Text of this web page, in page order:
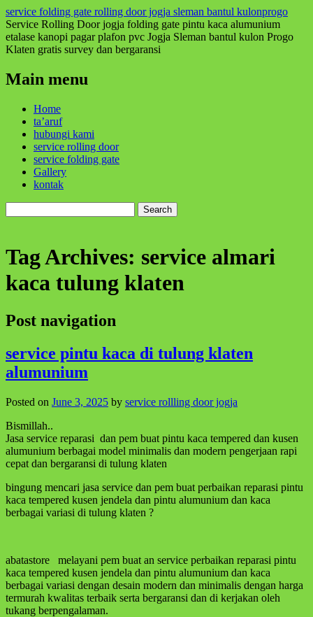
service folding gate rolling door jogja sleman bantul kulonprogo
Service Rolling Door jogja folding gate pintu kaca alumunium
etalase kanopi pagar plafon pvc Jogja Sleman bantul kulon Progo
Klaten gratis survey dan bergaransi
Main menu
Skip
content
Home
ta’aruf
hubungi kami
service rolling door
service folding gate
Gallery
kontak
for:
Tag Archives: service almari
kaca tulung klaten
Post navigation
service pintu kaca di tulung klaten
alumunium
Posted on June 3, 2025 by service rollling door jogja
Bismillah..
Jasa service reparasi dan pem buat pintu kaca tempered dan kusen
alumunium berbagai model minimalis dan modern pengerjaan rapi
cepat dan bergaransi di tulung klaten
bingung mencari jasa service dan pem buat perbaikan reparasi pintu
kaca tempered kusen jendela dan pintu alumunium dan kaca
berbagai variasi di tulung klaten ?
abatastore melayani pem buat an service perbaikan reparasi pintu
kaca tempered kusen jendela dan pintu alumunium dan kaca
berbagai variasi dengan desain modern dan minimalis dengan harga
termurah kwalitas terbaik serta bergaransi dan di kerjakan oleh
tukang berpengalaman.